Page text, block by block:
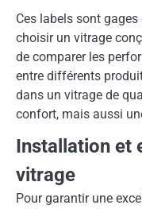
Ces labels sont
choisir un vitrage
de comparer les
entre différents
dans un vitrage de
confort, mais aussi
Installation et
vitrage
Pour garantir une